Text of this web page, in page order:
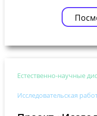
Естественно-научные
Исследовательская